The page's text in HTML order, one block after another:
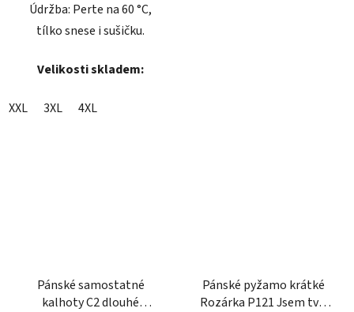
Údržba: Perte na 60 °C,
tílko snese i sušičku.
Velikosti skladem:
XXL 3XL 4XL
Pánské samostatné
kalhoty C2 dlouhé
Pánské pyžamo krátké
Rozárka P121 Jsem tvůj